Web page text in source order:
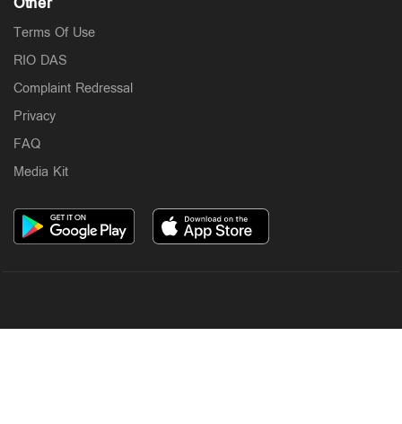
Terms Of Use
RIO DAS
Complaint Redressal
Privacy
FAQ
Media Kit